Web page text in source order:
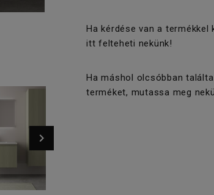
Ha kérdése van a termékkel
itt felteheti nekünk!
Ha máshol olcsóbban
terméket, mutassa meg